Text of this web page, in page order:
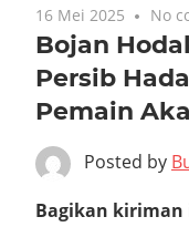
16 Mei 2025 No
Bojan
Persib
Pemain
Posted by
Bagikan kiriman